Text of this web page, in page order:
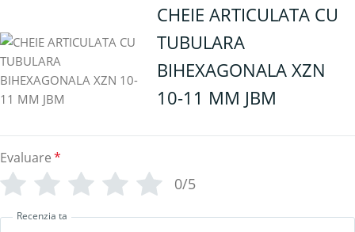
CHEIE ARTICULATA CU
TUBULARA
BIHEXAGONALA XZN
10-11 MM JBM
Evaluare*
0/5
Recenzia ta